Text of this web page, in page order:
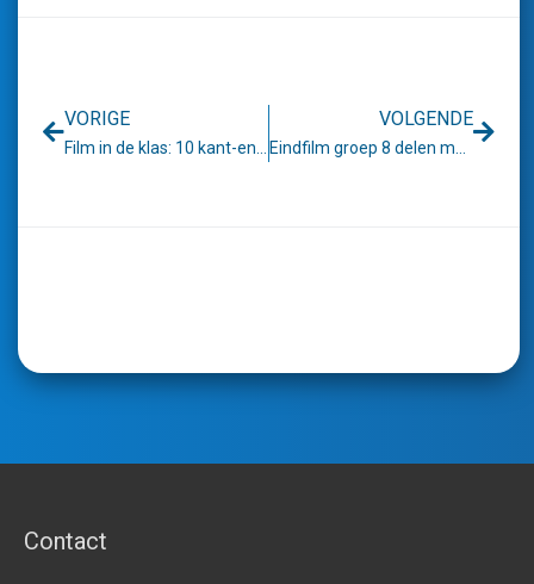
VORIGE
Film in de klas: 10 kant-en-klare opdrachten
VOLGENDE
Eindfilm groep 8 delen met ouders
Contact